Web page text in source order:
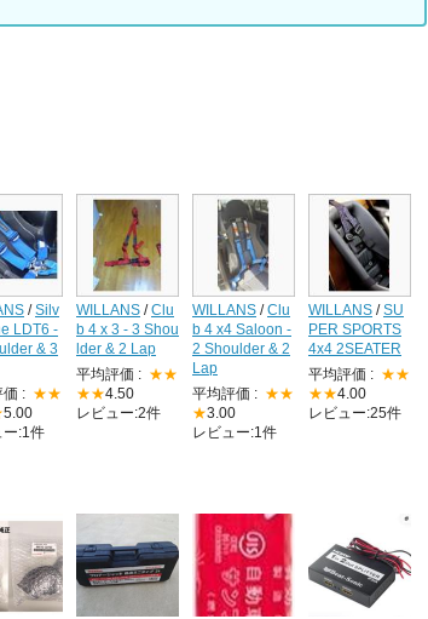
/Silv
LDT6 -
& 3
価 : ★★
5.00
ー:1件
WILLANS /Clu
b 4 x 3 - 3 Shou
lder & 2 Lap
平均評価 : ★★
★★4.50
レビュー:2件
WILLANS /Clu
b 4 x4 Saloon -
2 Shoulder & 2
Lap
平均評価 : ★★
★3.00
レビュー:1件
WILLANS /SU
PER SPORTS
4x4 2SEATER
平均評価 : ★★
★★4.00
レビュー:25件